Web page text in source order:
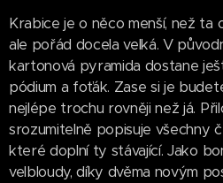
Krabice je o něco menší, než ta
ale pořád docela velká. V
kartonová pyramida dostane
pódium a foťák. Zase si je
nejlépe trochu rovněji než já.
srozumitelně popisuje všechny
které doplní ty stávající. Jako
velbloudy, díky dvěma novým